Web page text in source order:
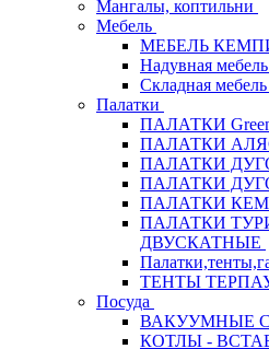
Мангалы, коптильни
Мебель
МЕБЕЛЬ
Надувная мебель
Складная
Палатки
ПАЛАТКИ
ПАЛАТКИ
ПАЛАТКИ
ПАЛАТКИ
ПАЛАТКИ
ПАЛАТКИ
ДВУСКАТНЫЕ
ТЕНТЫ
Посуда
ВАКУУМНЫЕ
КОТЛЫ -